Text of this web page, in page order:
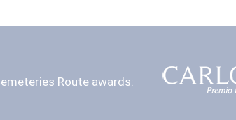
Route awards: